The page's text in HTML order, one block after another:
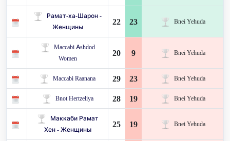
Рамат-ха-Шарон -
Женщины
22 23 Bnei Yehuda
Maccabi Ashdod
Women
20 9 Bnei Yehuda
Maccabi Raanana 29 23 Bnei Yehuda
Bnot Hertzeliya 28 19 Bnei Yehuda
Маккаби Рамат
Хен - Женщины
25 19 Bnei Yehuda